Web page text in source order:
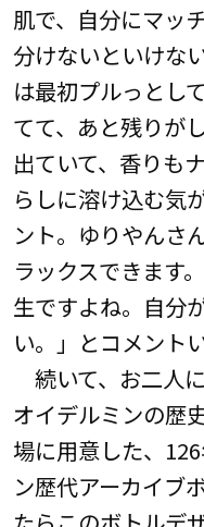
肌で、自分にマッ
分けないといけな
は最初プルっとし
てて、あと残りが
出ていて、香りも
らしに溶け込む気
ント。ゆりやんさ
ラックスできます
生ですよね。自分
い。」とコメント
続いて、お二人
オイデルミンの歴
場に用意した、
ン歴代アーカイブ